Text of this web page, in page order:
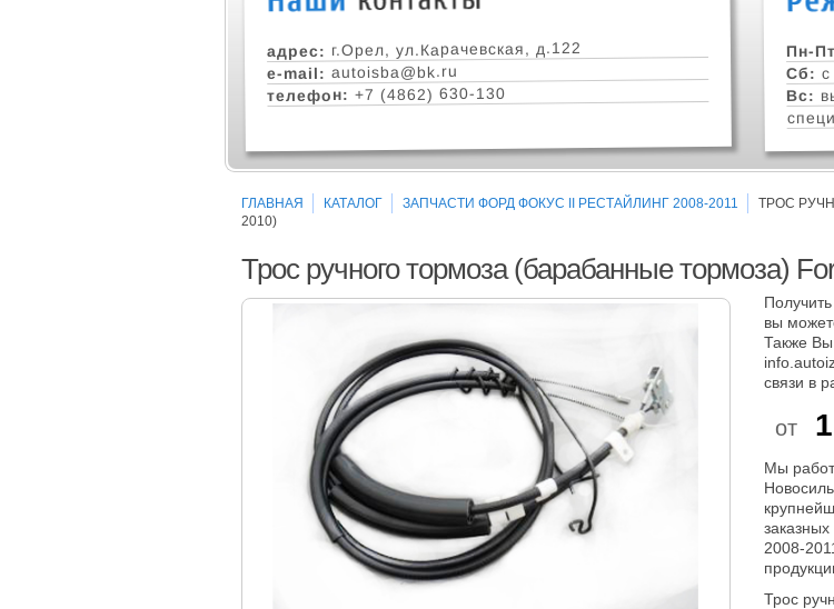
адрес: г.Орел, ул.Карачевская, д.122
e-mail: autoisba@bk.ru
телефон: +7 (4862) 630-130
Пн-
Сб:
Вс:
ГЛАВНАЯ КАТАЛОГ ЗАПЧАСТИ ФОРД ФОКУС II РЕСТАЙЛИНГ 2008-2011
ТРОС
2010)
Трос ручного тормоза (барабанные тормоза)
вы
Также Вы
связи в
от
Мы
2008-
Трос